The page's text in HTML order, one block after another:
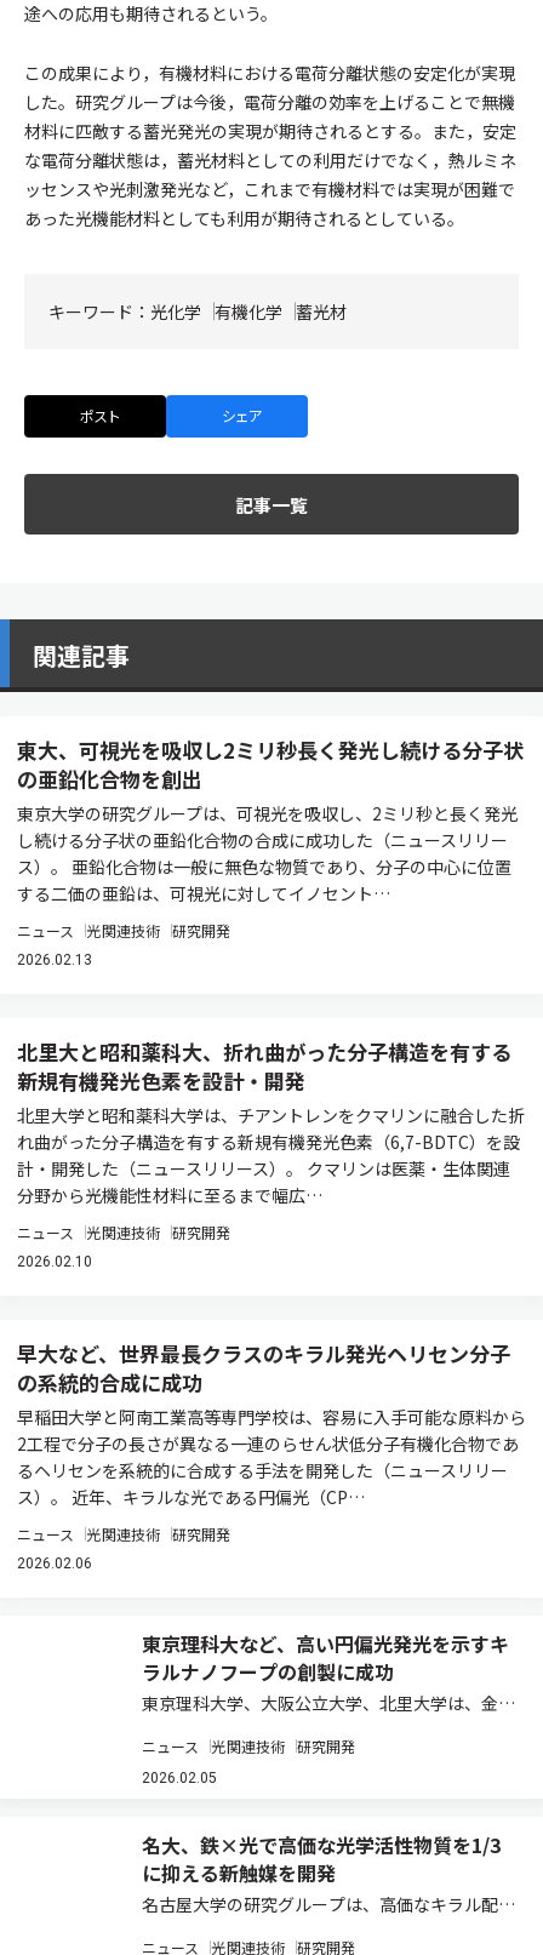
途への応用も期待されるという。
この成果により，有機材料における電荷分離状態の安定化が実現
した。研究グループは今後，電荷分離の効率を上げることで無機
材料に匹敵する蓄光発光の実現が期待されるとする。また，安定
な電荷分離状態は，蓄光材料としての利用だけでなく，熱ルミネ
ッセンスや光刺激発光など，これまで有機材料では実現が困難で
あった光機能材料としても利用が期待されるとしている。
キーワード： 光化学 有機化学 蓄光材
ポスト シェア
記事一覧
関連記事
東大、可視光を吸収し2ミリ秒長く発光し続ける分子状
の亜鉛化合物を創出
東京大学の研究グループは、可視光を吸収し、2ミリ秒と長く発光
し続ける分子状の亜鉛化合物の合成に成功した（ニュースリリー
ス）。 亜鉛化合物は一般に無色な物質であり、分子の中心に位置
する二価の亜鉛は、可視光に対してイノセント…
ニュース 光関連技術 研究開発
2026.02.13
北里大と昭和薬科大、折れ曲がった分子構造を有する
新規有機発光色素を設計・開発
北里大学と昭和薬科大学は、チアントレンをクマリンに融合した折
れ曲がった分子構造を有する新規有機発光色素（6,7-BDTC）を設
計・開発した（ニュースリリース）。 クマリンは医薬・生体関連
分野から光機能性材料に至るまで幅広…
ニュース 光関連技術 研究開発
2026.02.10
早大など、世界最長クラスのキラル発光ヘリセン分子
の系統的合成に成功
早稲田大学と阿南工業高等専門学校は、容易に入手可能な原料から
2工程で分子の長さが異なる一連のらせん状低分子有機化合物であ
るヘリセンを系統的に合成する手法を開発した（ニュースリリー
ス）。 近年、キラルな光である円偏光（CP…
ニュース 光関連技術 研究開発
2026.02.06
東京理科大など、高い円偏光発光を示すキ
ラルナノフープの創製に成功
東京理科大学、大阪公立大学、北里大学は、金錯
原子を精密に配置した[9]シクロパラフェニレン
（[9]CPP）の開発に成功した（ニュースリリー
ニュース 光関連技術 研究開発
2026.02.05
名大、鉄×光で高価な光学活性物質を1/3
に抑える新触媒を開発
名古屋大学の研究グループは、高価なキラル配位
ニュース 光関連技術 研究開発